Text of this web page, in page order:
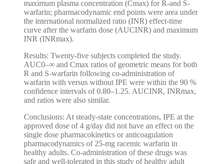
maximum plasma concentration (Cmax) for R-and S-
warfarin; pharmacodynamic end points were area under
the international normalized ratio (INR) effect-time
curve after the warfarin dose (AUCINR) and maximum
INR (INRmax).
Results: Twenty-five subjects completed the study.
AUC0–∞ and Cmax ratios of geometric means for both
R and S-warfarin following co-administration of
warfarin with versus without IPE were within the 90 %
confidence intervals of 0.80–1.25. AUCINR, INRmax,
and ratios were also similar.
Conclusions: At steady-state concentrations, IPE at the
approved dose of 4 g/day did not have an effect on the
single dose pharmacokinetics or anticoagulation
pharmacodynamics of 25-mg racemic warfarin in
healthy adults. Co-administration of these drugs was
safe and well-tolerated in this study of healthy adult